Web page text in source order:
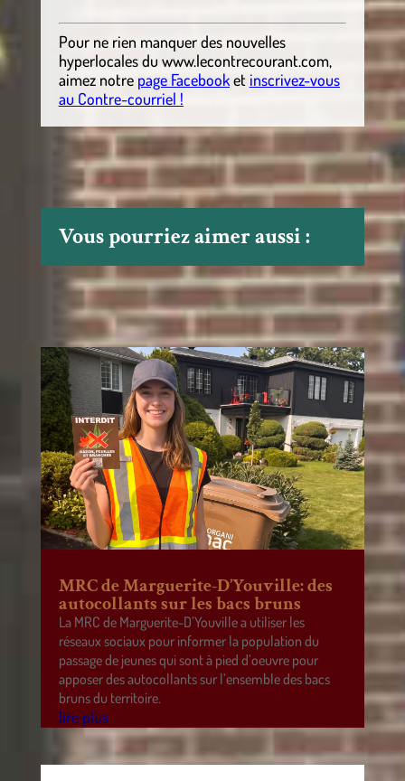
Pour ne rien manquer des nouvelles
hyperlocales du www.lecontrecourant.com,
aimez notre page Facebooket inscrivez-vous
au Contre-courriel !
Vous pourriez aimer aussi :
MRC de Marguerite-D’Youville: des
autocollants sur les bacs bruns
La MRC de Marguerite-D’Youville a utiliser les
réseaux sociaux pour informer la population du
passage de jeunes qui sont à pied d’oeuvre pour
apposer des autocollants sur l’ensemble des bacs
bruns du territoire.
lire plus